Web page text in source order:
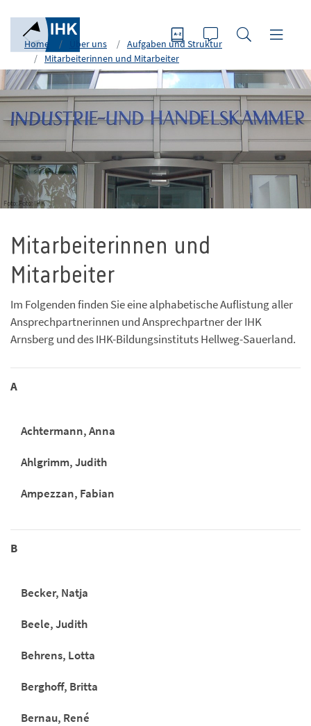
Home Über uns
Aufgaben und Struktur
Mitarbeiterinnen und Mitarbeiter
Foto: Foto: IHK
Mitarbeiterinnen und
Mitarbeiter
Im Folgenden finden Sie eine alphabetische Auflistung aller
Ansprechpartnerinnen und Ansprechpartner der IHK
Arnsberg und des IHK-Bildungsinstituts Hellweg-Sauerland.
A
Achtermann, Anna
Ahlgrimm, Judith
Ampezzan, Fabian
B
Becker, Natja
Beele, Judith
Behrens, Lotta
Berghoff, Britta
Bernau, René